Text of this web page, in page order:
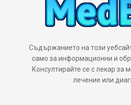
Съдържанието на този
само за информационни и
Консултирайте се с лекар за
лечение или